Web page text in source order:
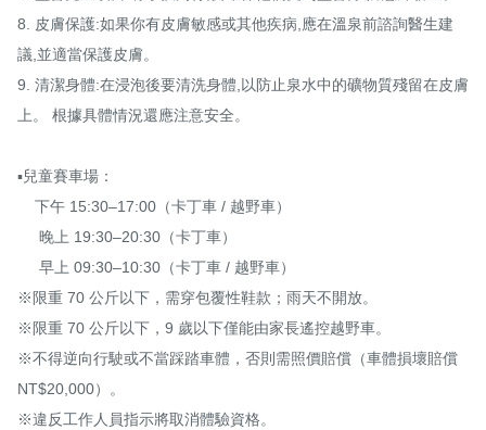
8. 皮膚保護:如果你有皮膚敏感或其他疾病,應在溫泉前諮詢醫生建
議,並適當保護皮膚。
9. 清潔身體:在浸泡後要清洗身體,以防止泉水中的礦物質殘留在皮膚
上。 根據具體情況還應注意安全。
▪️兒童賽車場：
※限重 70 公斤以下，需穿包覆性鞋款；雨天不開放。
※限重 70 公斤以下，9 歲以下僅能由家長遙控越野車。
※不得逆向行駛或不當踩踏車體，否則需照價賠償（車體損壞賠償
NT$20,000）。
※違反工作人員指示將取消體驗資格。